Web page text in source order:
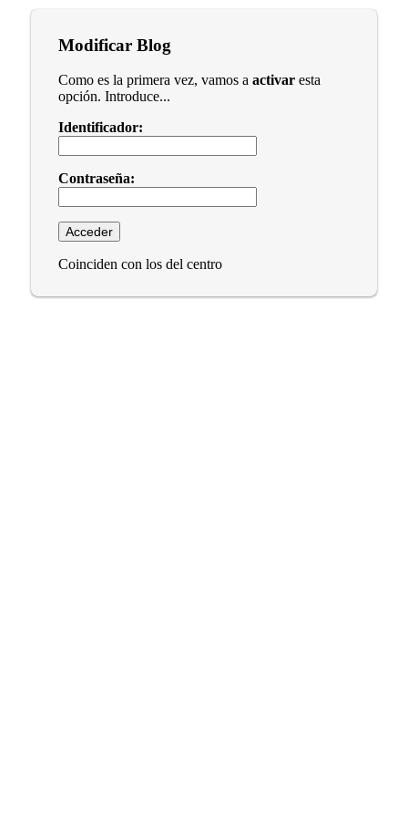
Modificar Blog
Como es la primera vez, vamos a activar esta
opción. Introduce...
Identificador:
Contraseña:
Coinciden con los del centro